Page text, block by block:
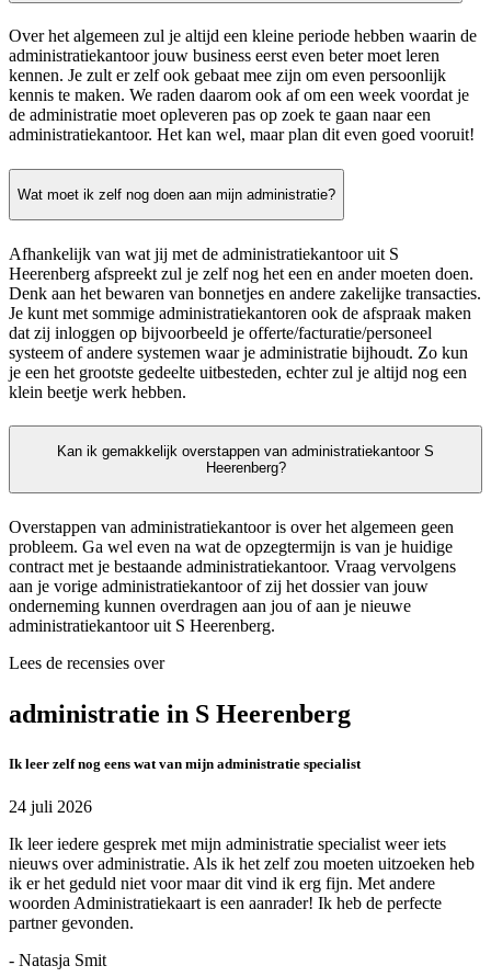
Over het algemeen zul je altijd een kleine periode hebben waarin de
administratiekantoor jouw business eerst even beter moet leren
kennen. Je zult er zelf ook gebaat mee zijn om even persoonlijk
kennis te maken. We raden daarom ook af om een week voordat je
de administratie moet opleveren pas op zoek te gaan naar een
administratiekantoor. Het kan wel, maar plan dit even goed vooruit!
Wat moet ik zelf nog doen aan mijn administratie?
Afhankelijk van wat jij met de administratiekantoor uit S
Heerenberg afspreekt zul je zelf nog het een en ander moeten doen.
Denk aan het bewaren van bonnetjes en andere zakelijke transacties.
Je kunt met sommige administratiekantoren ook de afspraak maken
dat zij inloggen op bijvoorbeeld je offerte/facturatie/personeel
systeem of andere systemen waar je administratie bijhoudt. Zo kun
je een het grootste gedeelte uitbesteden, echter zul je altijd nog een
klein beetje werk hebben.
Kan ik gemakkelijk overstappen van administratiekantoor S
Heerenberg?
Overstappen van administratiekantoor is over het algemeen geen
probleem. Ga wel even na wat de opzegtermijn is van je huidige
contract met je bestaande administratiekantoor. Vraag vervolgens
aan je vorige administratiekantoor of zij het dossier van jouw
onderneming kunnen overdragen aan jou of aan je nieuwe
administratiekantoor uit S Heerenberg.
Lees de recensies over
administratie in S Heerenberg
Ik leer zelf nog eens wat van mijn administratie specialist
24 juli 2026
Ik leer iedere gesprek met mijn administratie specialist weer iets
nieuws over administratie. Als ik het zelf zou moeten uitzoeken heb
ik er het geduld niet voor maar dit vind ik erg fijn. Met andere
woorden Administratiekaart is een aanrader! Ik heb de perfecte
partner gevonden.
- Natasja Smit